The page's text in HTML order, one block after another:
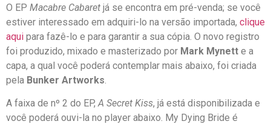
O EP Macabre Cabaret já se encontra em pré-venda; se você
estiver interessado em adquiri-lo na versão importada, clique
aqui para fazê-lo e para garantir a sua cópia. O novo registro
foi produzido, mixado e masterizado por Mark Mynett e a
capa, a qual você poderá contemplar mais abaixo, foi criada
pela Bunker Artworks
A faixa de nº 2 do EP,A Secret Kiss, já está disponibilizada e
você poderá ouvi-la no player abaixo. My Dying Bride é